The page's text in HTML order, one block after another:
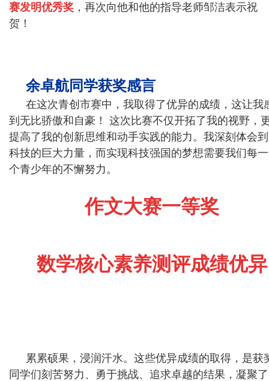
赛发明优秀奖 ，再次向他和他的指导老师邹洁表示祝
贺！
余卓航同学获奖感言
在这次青创市赛中，我取得了优异的成绩，这让我
到无比骄傲和自豪！ 这次比赛不仅开拓了我的视野，
提高了我的创新思维和动手实践的能力。我深刻体会到
科技的巨大力量，而实现科技强国的梦想需要我们每一
个青少年的不懈努力。
作文大赛一等奖
数学核心素养测评成绩优异
累累硕果，浸润汗水。这些优异成绩的取得，是获
同学们刻苦努力、勇于挑战、追求卓越的结果，凝聚了